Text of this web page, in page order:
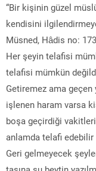
“Bir kişinin güzel
kendisini
Müsned, Hâdis no:
Her şeyin telafisi
telafisi mümkün
Getiremez ama geçen
işlenen haram varsa
boşa geçirdiği vakitleri
anlamda telafi edebilir
Geri gelmeyecek